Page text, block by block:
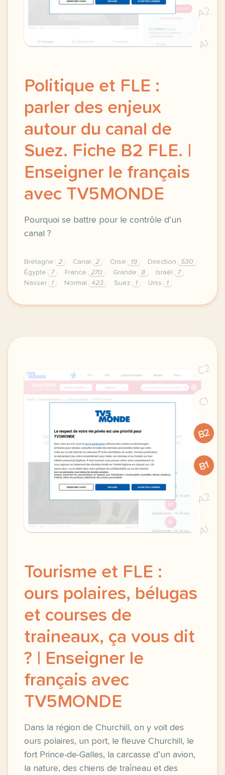
A2
A1
Politique et FLE :
parler des enjeux
autour du canal de
Suez. Fiche B2 FLE. |
Enseigner le français
avec TV5MONDE
Pourquoi se battre pour le contrôle d’un
canal ?
Bretagne 2 Canal 2 Crise 19 Direction
530
Égypte
7 France 270 Grande 8 Israël
7
Nasser
1 Normal 423 Suez 1 Urss 1
didomi host didomi components button cursor
C2
C1
B2
B1
A2
A1
Tourisme et FLE :
ours polaires, bélugas
et courses de
traineaux, ça vous dit
? | Enseigner le
français avec
TV5MONDE
Dans la région de Churchill, on y voit des
ours polaires, un port, le fleuve Churchill, le
fort Prince-de-Galles, la carcasse d’un avion,
la nature, des chiens de traîneau et des